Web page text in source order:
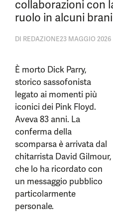
collaborazioni con
ruolo in alcuni
DI REDAZIONE23 MAGGIO 2026
È morto Dick Parry,
storico sassofonista
legato ai momenti più
iconici dei Pink Floyd.
Aveva 83 anni. La
conferma della
scomparsa è arrivata dal
chitarrista David Gilmour,
che lo ha ricordato con
un messaggio pubblico
particolarmente
personale.